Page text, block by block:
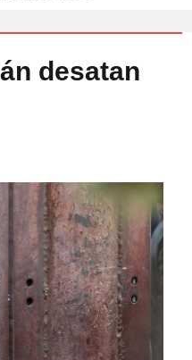
desatan